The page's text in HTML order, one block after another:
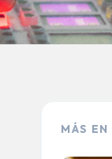
MÁS EN